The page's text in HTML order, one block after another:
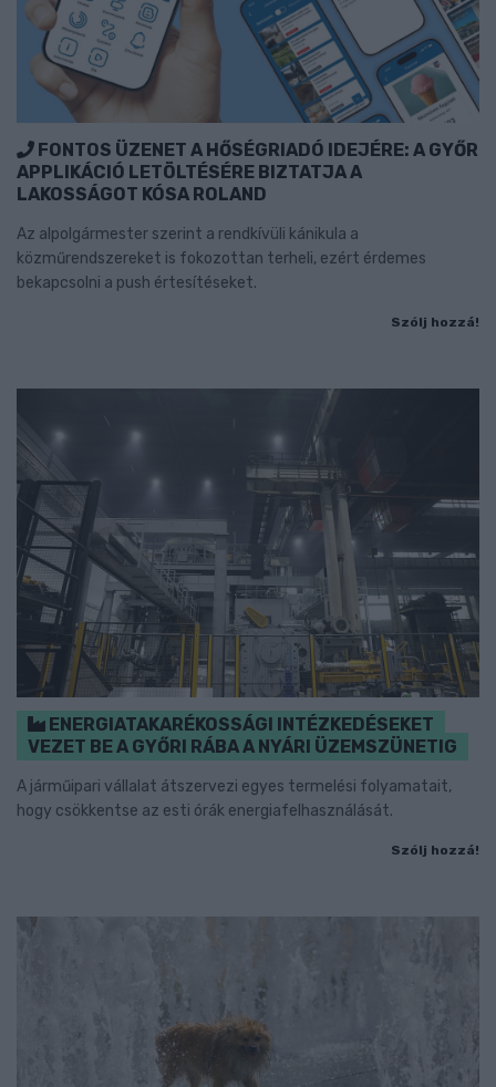
FONTOS ÜZENET A HŐSÉGRIADÓ IDEJÉRE: A GYŐR
APPLIKÁCIÓ LETÖLTÉSÉRE BIZTATJA A
LAKOSSÁGOT KÓSA ROLAND
Az alpolgármester szerint a rendkívüli kánikula a
közműrendszereket is fokozottan terheli, ezért érdemes
bekapcsolni a push értesítéseket.
Szólj hozzá!
ENERGIATAKARÉKOSSÁGI INTÉZKEDÉSEKET
VEZET BE A GYŐRI RÁBA A NYÁRI ÜZEMSZÜNETIG
A járműipari vállalat átszervezi egyes termelési folyamatait,
hogy csökkentse az esti órák energiafelhasználását.
Szólj hozzá!